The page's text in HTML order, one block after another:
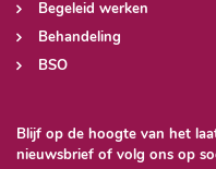
Blijf op de hoogte van het
nieuwsbrief of volg ons op
Begeleid werken
Behandeling
BSO